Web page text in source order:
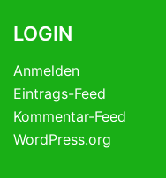
LOGIN
Anmelden
Eintrags-Feed
Kommentar-Feed
WordPress.org